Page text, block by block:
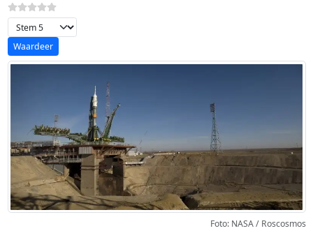
Voeg waardering toe
Foto: NASA / Roscosmos